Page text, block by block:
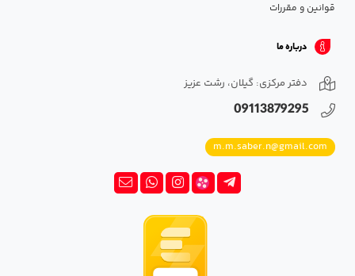
قوانین و مقررات
درباره ما
دفتر مرکزی: گیلان، رشت عزیز
09113879295
m.m.saber.n@gmail.com